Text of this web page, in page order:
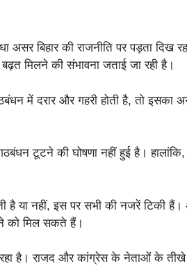
असर बिहार की राजनीति पर पड़ता दिख
मिलने की संभावना जताई जा रही है।
में दरार और गहरी होती है, तो इसका
टूटने की घोषणा नहीं हुई है।
है या नहीं, इस पर सभी की नजरें टिकी
को मिल सकते हैं।
रहा है। राजद और कांग्रेस के नेताओं के